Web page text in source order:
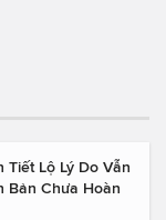
Tiết Lộ Lý Do Vẫn
Bản Chưa Hoàn